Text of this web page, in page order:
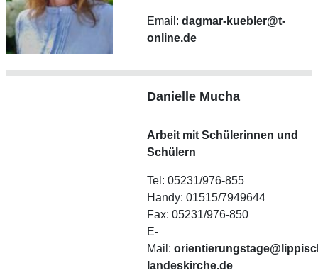
Email:dagmar-kuebler@t-
online.de
Danielle Mucha
Arbeit mit Schülerinnen und
Schülern
Tel: 05231/976-855
Handy: 01515/7949644
Fax: 05231/976-850
E-
Mail:
landeskirche.de